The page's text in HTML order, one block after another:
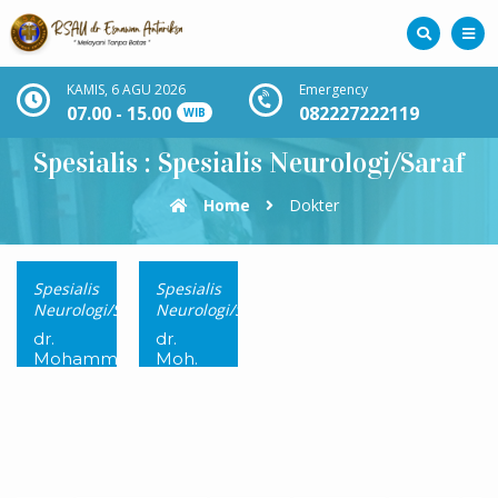
KAMIS, 6 AGU 2026
07.00 - 15.00 WIB
Emergency
082227222119
Spesialis : Spesialis Neurologi/Saraf
Home Dokter
Spesialis
Neurologi/Saraf
dr.
Mohammad
Spesialis
Neurologi/Saraf
dr.
Moh.